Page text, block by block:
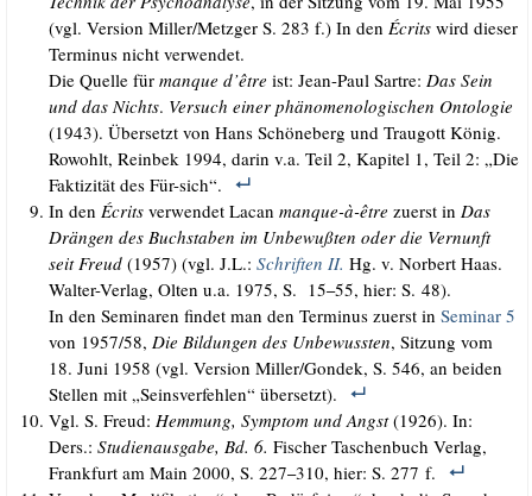
(vgl. Ver­si­on Miller/​Metzger S. 283 f.) In den Écrits wird die­ser
Ter­mi­nus nicht verwendet.
Die Quel­le fürman­que d’êtreist: Jean-Paul Sart­re: Das Sein
und das Nichts. Ver­such einer phä­no­me­no­lo­gi­schen Onto­lo­gie
(1943). Über­setzt von Hans Schö­ne­berg und Trau­gott König.
Rowohlt, Rein­bek 1994, dar­in v.a. Teil 2, Kapi­tel 1, Teil 2: „Die
Fak­ti­zi­tät des Für-sich“.
In den Écrits ver­wen­det Lacanman­que-à-être zuerst in Das
Drän­gen des Buch­sta­ben im Unbe­wuß­ten oder die Ver­nunft
seit Freud(1957) (vgl. J.L.:Schrif­ten II. Hg. v. Nor­bert Haas.
Wal­ter-Ver­lag, Olten u.a. 1975, S. 15–55, hier: S. 48).
In den Semi­na­ren fin­det man den Ter­mi­nus zuerst inSemi­nar 5
von 1957/​58, Die Bil­dun­gen des Unbe­wuss­ten, Sit­zung vom
18. Juni 1958 (vgl. Ver­si­on Miller/​Gondek, S. 546, an bei­den
Stel­len mit „Seins­ver­feh­len“ übersetzt).
Vgl. S. Freud: Hem­mung, Sym­ptom und Angst(1926). In:
Ders.:Stu­di­en­aus­ga­be, Bd. 6. Fischer Taschen­buch Ver­lag,
Frank­furt am Main 2000, S. 227–310, hier: S. 277 f.